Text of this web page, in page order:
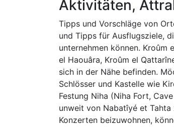
Aktivitäten,
Tipps und Vorschläge von
und Tipps für Ausflugsziele,
unternehmen können. Kroûm
el Haouâra, Kroûm el
sich in der Nähe befinden.
Schlösser und Kastelle wie
Festung Niha (Niha Fort,
unweit von Nabatîyé et
Konzerten beizuwohnen,